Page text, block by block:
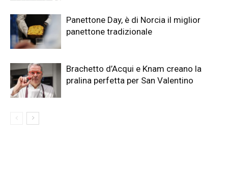
Panettone Day, è di Norcia il miglior
panettone tradizionale
Brachetto d’Acqui e Knam creano la
pralina perfetta per San Valentino